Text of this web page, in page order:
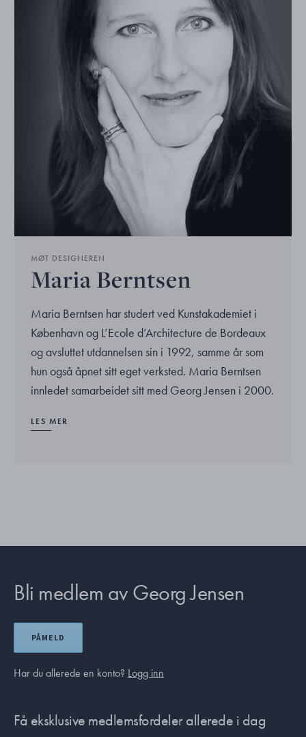
MØT DESIGNEREN
Maria Berntsen
Maria Berntsen har studert ved Kunstakademiet i
København og L’Ecole d’Architecture de Bordeaux
og avsluttet utdannelsen sin i 1992, samme år som
hun også åpnet sitt eget verksted. Maria Berntsen
innledet samarbeidet sitt med Georg Jensen i 2000.
LES MER
Bli medlem av Georg Jensen
PÅMELD
Har du allerede en konto? Logg inn
Få eksklusive medlemsfordeler allerede i dag